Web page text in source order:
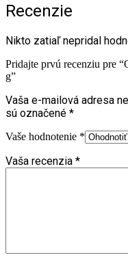
Recenzie
Nikto zatiaľ nepridal
Pridajte prvú recenziu pre
g”
Vaša e-mailová adresa
sú označené *
Vaše hodnotenie *
Vaša recenzia *